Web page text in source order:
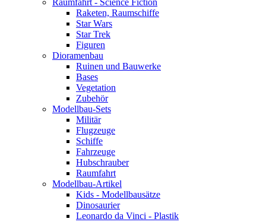
Raumfahrt - Science Fiction
Raketen, Raumschiffe
Star Wars
Star Trek
Figuren
Dioramenbau
Ruinen und Bauwerke
Bases
Vegetation
Zubehör
Modellbau-Sets
Militär
Flugzeuge
Schiffe
Fahrzeuge
Hubschrauber
Raumfahrt
Modellbau-Artikel
Kids - Modellbausätze
Dinosaurier
Leonardo da Vinci - Plastik